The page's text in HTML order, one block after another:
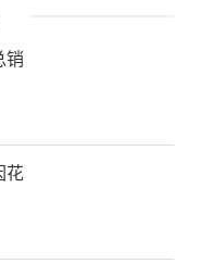
销
花